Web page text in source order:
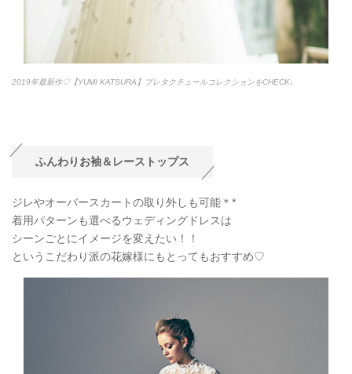
2019年最新作♡【YUMI KATSURA】プレタクチュールコレクションをCHECK♩
ふんわりお袖＆レーストップス
ジレやオーバースカートの取り外しも可能＊*
着用パターンも選べるウェディングドレスは
シーンごとにイメージを変えたい！！
というこだわり派の花嫁様にもとってもおすすめ♡